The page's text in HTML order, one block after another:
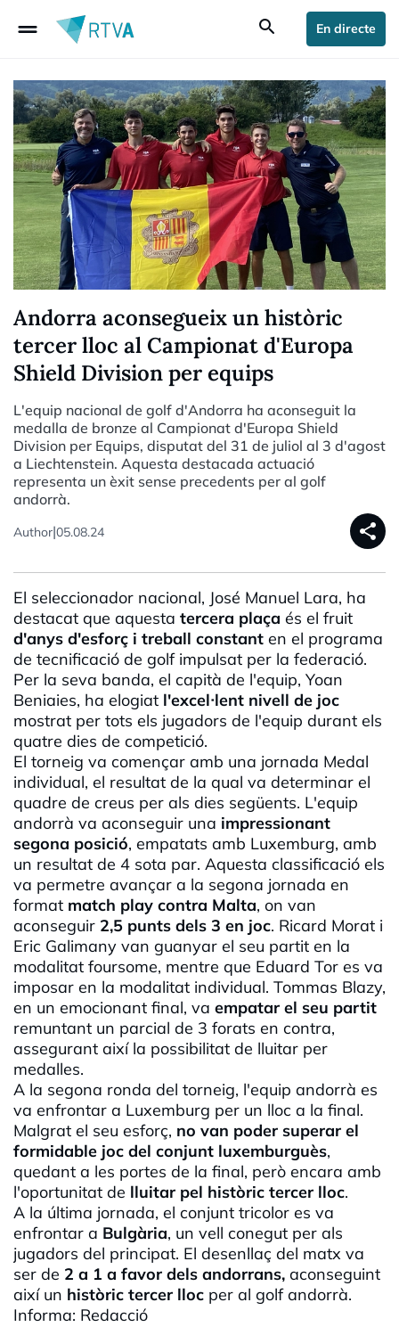
drag_handle search En directe
Andorra aconsegueix un històric
tercer lloc al Campionat d'Europa
Shield Division per equips
L'equip nacional de golf d'Andorra ha aconseguit la
medalla de bronze al Campionat d'Europa Shield
Division per Equips, disputat del 31 de juliol al 3 d'agost
a Liechtenstein. Aquesta destacada actuació
representa un èxit sense precedents per al golf
andorrà.
Author|05.08.24 share
El seleccionador nacional, José Manuel Lara, ha
destacat que aquesta tercera plaça és el fruit
d'anys d'esforç i treball constant en el programa
de tecnificació de golf impulsat per la federació.
Per la seva banda, el capità de l'equip, Yoan
Beniaies, ha elogiat l'excel·lent nivell de joc
mostrat per tots els jugadors de l'equip durant els
quatre dies de competició.
El torneig va començar amb una jornada Medal
individual, el resultat de la qual va determinar el
quadre de creus per als dies següents. L'equip
andorrà va aconseguir una impressionant
segona posició, empatats amb Luxemburg, amb
un resultat de 4 sota par. Aquesta classificació els
va permetre avançar a la segona jornada en
format match play contra Malta, on van
aconseguir 2,5 punts dels 3 en joc. Ricard Morat i
Eric Galimany van guanyar el seu partit en la
modalitat foursome, mentre que Eduard Tor es va
imposar en la modalitat individual. Tommas Blazy,
en un emocionant final, va empatar el seu partit
remuntant un parcial de 3 forats en contra,
assegurant així la possibilitat de lluitar per
medalles.
A la segona ronda del torneig, l'equip andorrà es
va enfrontar a Luxemburg per un lloc a la final.
Malgrat el seu esforç, no van poder superar el
formidable joc del conjunt luxemburguès,
quedant a les portes de la final, però encara amb
l'oportunitat de lluitar pel històric tercer lloc.
A la última jornada, el conjunt tricolor es va
enfrontar a Bulgària, un vell conegut per als
jugadors del principat. El desenllaç del matx va
ser de 2 a 1 a favor dels andorrans, aconseguint
així un històric tercer lloc per al golf andorrà.
Informa: Redacció